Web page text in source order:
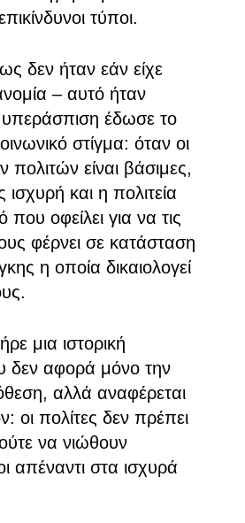
τύποι.
δεν ήταν εάν είχε
– αυτό ήταν
έδωσε το
στίγμα: όταν οι
πολιτών είναι βάσιμες,
και η πολιτεία
που οφείλει για να τις
φέρνει σε κατάσταση
η οποία δικαιολογεί
μια ιστορική
αφορά μόνο την
αλλά αναφέρεται
οι πολίτες δεν πρέπει
να νιώθουν
απέναντι στα ισχυρά